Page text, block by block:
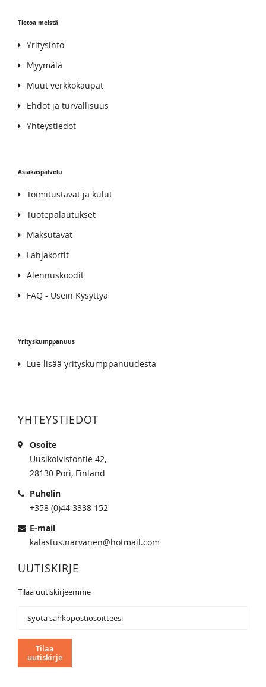
Tietoa meistä
Yritysinfo
Myymälä
Muut verkkokaupat
Ehdot ja turvallisuus
Yhteystiedot
Asiakaspalvelu
Toimitustavat ja kulut
Tuotepalautukset
Maksutavat
Lahjakortit
Alennuskoodit
FAQ - Usein Kysyttyä
Yrityskumppanuus
Lue lisää yrityskumppanuudesta
YHTEYSTIEDOT
Osoite
Uusikoivistontie 42,
28130 Pori, Finland
Puhelin
+358 (0)44 3338 152
E-mail
kalastus.narvanen@hotmail.com
UUTISKIRJE
Tilaa uutiskirjeemme
uutiskirjeemme:
Tilaa
uutiskirje